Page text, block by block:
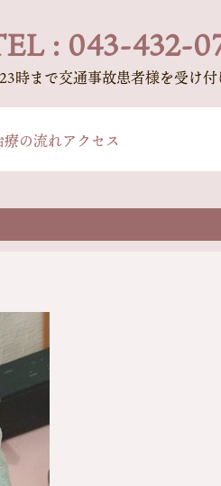
: 043-432-
時まで交通事故患者様を受け付
の流れアクセス